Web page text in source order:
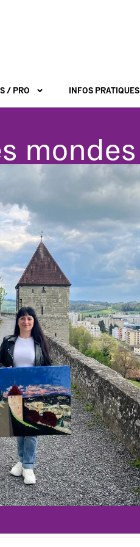
/ PRO INFOS PRATIQUES
mondes